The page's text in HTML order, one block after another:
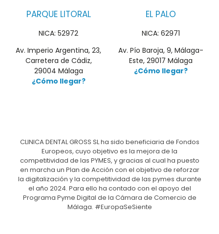
PARQUE LITORAL
NICA: 52972
Av. Imperio Argentina, 23,
Carretera de Cádiz,
29004 Málaga
¿Cómo llegar?
EL PALO
NICA: 62971
Av. Pío Baroja, 9, Málaga-
Este, 29017 Málaga
¿Cómo llegar?
CLINICA DENTAL GROSS SL ha sido beneficiaria de Fondos
Europeos, cuyo objetivo es la mejora de la
competitividad de las PYMES, y gracias al cual ha puesto
en marcha un Plan de Acción con el objetivo de reforzar
la digitalización y la competitividad de las pymes durante
el año 2024. Para ello ha contado con el apoyo del
Programa Pyme Digital de la Cámara de Comercio de
Málaga. #EuropaSeSiente